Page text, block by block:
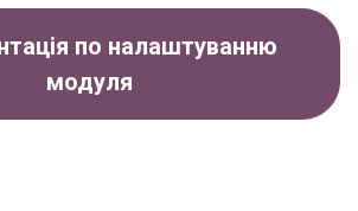
по налаштуванню
модуля